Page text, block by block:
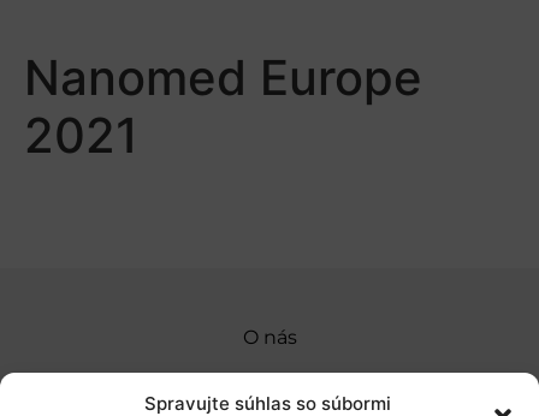
Spravujte súhlas so súbormi
Nanomed Europe
2021
O nás